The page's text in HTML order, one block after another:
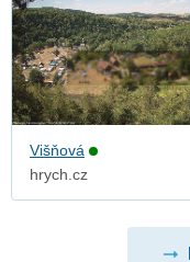
Višňová
hrych.cz